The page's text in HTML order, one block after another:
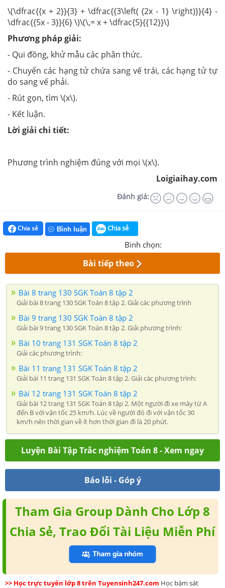
\(\dfrac{{x + 2}}{3} + \dfrac{{3\left( {2x - 1} \right)}}{4} -
\dfrac{{5x - 3}}{6} \)\(\,= x + \dfrac{5}{{12}}\)
Phương pháp giải:
- Qui đồng, khử mẫu các phân thức.
- Chuyển các hạng tử chứa sang vế trái, các hạng tử tự
do sang vế phải.
- Rút gọn, tìm \(x\).
- Kết luận.
Lời giải chi tiết:
Phương trình nghiệm đúng với mọi \(x\).
Loigiaihay.com
Đánh giá:
Chia sẻ Bình luận Chia sẻ
Bình chọn:
Bài tiếp theo
Bài 8 trang 130 SGK Toán 8 tập 2
Giải bài 8 trang 130 SGK Toán 8 tập 2. Giải các phương trình
Bài 9 trang 130 SGK Toán 8 tập 2
Giải bài 9 trang 130 SGK Toán 8 tập 2. Giải phương trình:
Bài 10 trang 131 SGK Toán 8 tập 2
Giải các phương trình:
Bài 11 trang 131 SGK Toán 8 tập 2
Giải bài 11 trang 131 SGK Toán 8 tập 2. Giải các phương trình:
Bài 12 trang 131 SGK Toán 8 tập 2
Giải bài 12 trang 131 SGK Toán 8 tập 2. Một người đi xe máy từ A
đến B với vận tốc 25 km/h. Lúc về người đó đi với vận tốc 30
km/h nên thời gian về ít hơn thời gian đi là 20 phút.
Luyện Bài Tập Trắc nghiệm Toán 8 - Xem ngay
Báo lỗi - Góp ý
Tham Gia Group Dành Cho Lớp 8
Chia Sẻ, Trao Đổi Tài Liệu Miễn Phí
>> Học trực tuyến lớp 8 trên Tuyensinh247.com Học bám sát